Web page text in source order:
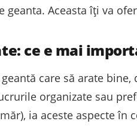
Aceasta îți va
ce e mai
care să arate
organizate sau
ia aceste aspecte în